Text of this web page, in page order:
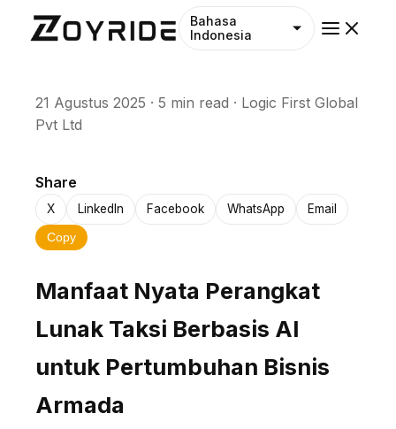
Bahasa
Indonesia
21 Agustus 2025 · 5 min read · Logic First Global
Pvt Ltd
Share
X LinkedIn Facebook WhatsApp Email
Copy
Manfaat Nyata Perangkat
Lunak Taksi Berbasis AI
untuk Pertumbuhan Bisnis
Armada